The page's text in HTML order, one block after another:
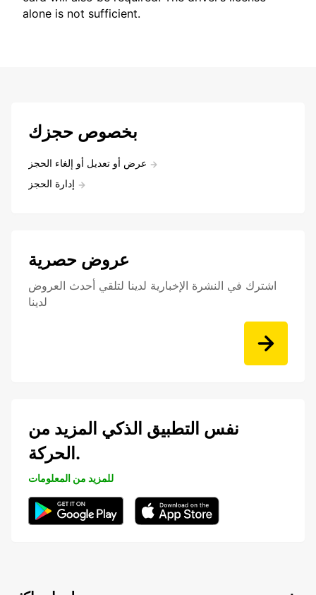
alone is not sufficient.
بخصوص حجزك
عرض أو تعديل أو إلغاء الحجز
إدارة الحجز
عروض حصرية
اشترك في النشرة الإخبارية لدينا لتلقي أحدث العروض
لدينا
نفس التطبيق الذكي المزيد من
الحركة.
للمزيد من المعلومات